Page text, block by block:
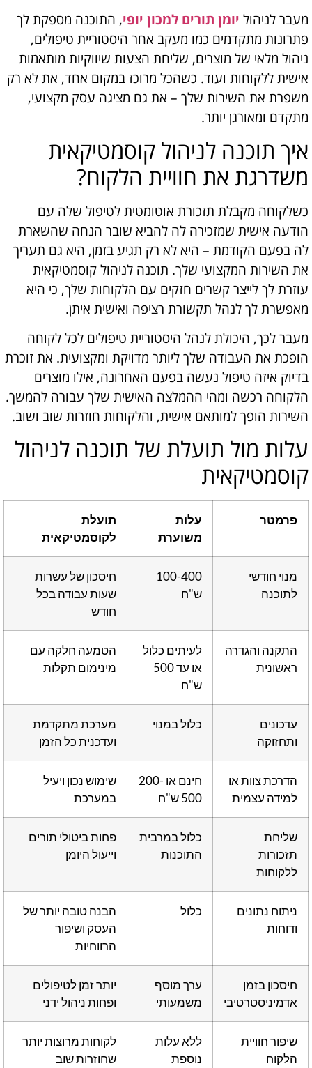
מעבר לניהול יומן תורים למכון יופי, התוכנה מספקת לך
פתרונות מתקדמים כמו מעקב אחר היסטוריית טיפולים,
ניהול מלאי של מוצרים, שליחת הצעות שיווקיות מותאמות
אישית ללקוחות ועוד. כשהכל מרוכז במקום אחד, את לא רק
משפרת את השירות שלך – את גם מציגה עסק מקצועי,
מתקדם ומאורגן יותר.
איך תוכנה לניהול קוסמטיקאית
משדרגת את חוויית הלקוח?
כשלקוחה מקבלת תזכורת אוטומטית לטיפול שלה עם
הודעה אישית שמזכירה לה להביא שובר הנחה שהשארת
לה בפעם הקודמת – היא לא רק תגיע בזמן, היא גם תעריך
את השירות המקצועי שלך. תוכנה לניהול קוסמטיקאית
עוזרת לך לייצר קשרים חזקים עם הלקוחות שלך, כי היא
מאפשרת לך לנהל תקשורת רציפה ואישית איתן.
מעבר לכך, היכולת לנהל היסטוריית טיפולים לכל לקוחה
הופכת את העבודה שלך ליותר מדויקת ומקצועית. את זוכרת
בדיוק איזה טיפול נעשה בפעם האחרונה, אילו מוצרים
הלקוחה רכשה ומהי ההמלצה האישית שלך עבורה להמשך.
השירות הופך למותאם אישית, והלקוחות חוזרות שוב ושוב.
עלות מול תועלת של תוכנה לניהול
קוסמטיקאית
פרמטר
עלות
משוערת
תועלת
לקוסמטיקאית
מנוי חודשי
לתוכנה
100-400
ש"ח
חיסכון של עשרות
שעות עבודה בכל
חודש
התקנה והגדרה
ראשונית
לעיתים כלול
או עד 500
ש"ח
הטמעה חלקה עם
מינימום תקלות
עדכונים
ותחזוקה
כלול במנוי
מערכת מתקדמת
ועדכנית כל הזמן
הדרכת צוות או
למידה עצמית
חינם או 200-
500 ש"ח
שימוש נכון ויעיל
במערכת
שליחת
תזכורות
ללקוחות
כלול במרבית
התוכנות
פחות ביטולי תורים
וייעול היומן
ניתוח נתונים
ודוחות
כלול
הבנה טובה יותר של
העסק ושיפור
הרווחיות
חיסכון בזמן
אדמיניסטרטיבי
ערך מוסף
משמעותי
יותר זמן לטיפולים
ופחות ניהול ידני
שיפור חוויית
הלקוח
ללא עלות
נוספת
לקוחות מרוצות יותר
שחוזרות שוב